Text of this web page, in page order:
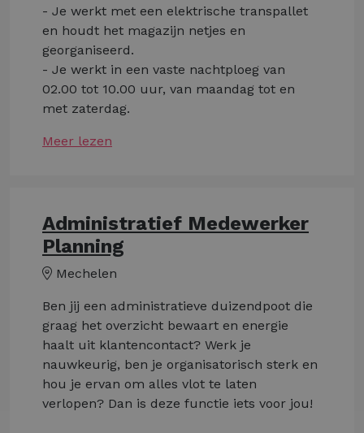
- Je werkt met een elektrische transpallet
en houdt het magazijn netjes en
georganiseerd.
- Je werkt in een vaste nachtploeg van
02.00 tot 10.00 uur, van maandag tot en
met zaterdag.
Meer lezen
Administratief Medewerker
Planning
Mechelen
Ben jij een administratieve duizendpoot die
graag het overzicht bewaart en energie
haalt uit klantencontact? Werk je
nauwkeurig, ben je organisatorisch sterk en
hou je ervan om alles vlot te laten
verlopen? Dan is deze functie iets voor jou!